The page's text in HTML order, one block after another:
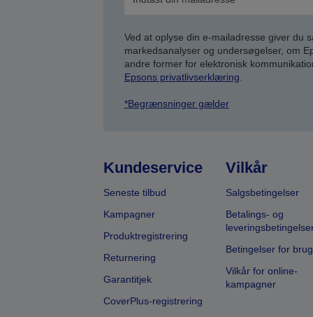
Ved at oplyse din e-mailadresse giver du
markedsanalyser og undersøgelser, om
andre former for elektronisk
Epsons privatlivserklæring
*Begrænsninger gælder
Kundeservice
Seneste tilbud
Kampagner
Produktregistrering
Returnering
Garantitjek
CoverPlus-registrering
Vilkår
Salgsbetingelser
Betalings- og
Betingelser for brug
Vilkår for online-
kampagner